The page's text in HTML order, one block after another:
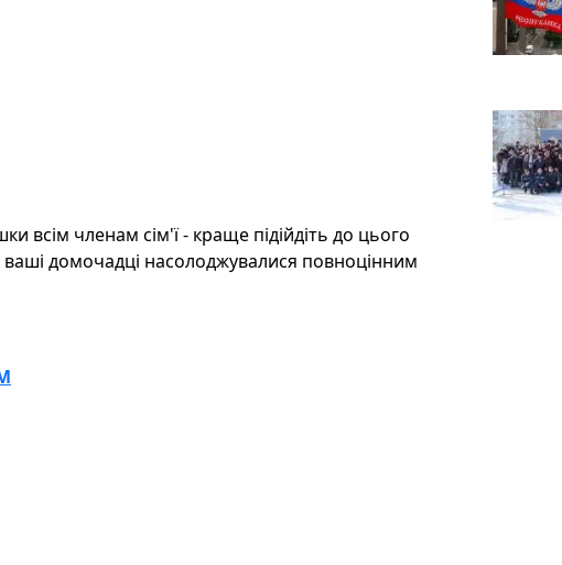
всім членам сім'ї - краще підійдіть до цього
ваші домочадці насолоджувалися повноцінним